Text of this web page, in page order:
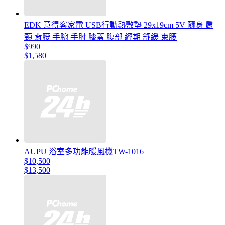
EDK 意得客家電 USB行動熱敷墊 29x19cm 5V 隨身 肩
頸 背腰 手腕 手肘 膝蓋 腹部 經期 舒緩 束腰
$990
$1,580
AUPU 浴室多功能暖風機TW-1016
$10,500
$13,500